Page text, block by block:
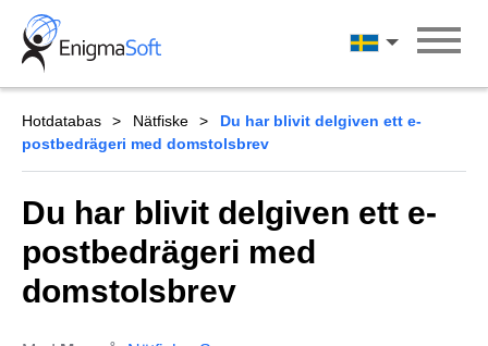
Skip
content
Svenska
Hotdatabas Nätfiske
Du har blivit delgiven ett e-
postbedrägeri med domstolsbrev
Du har blivit delgiven ett e-
postbedrägeri med
domstolsbrev